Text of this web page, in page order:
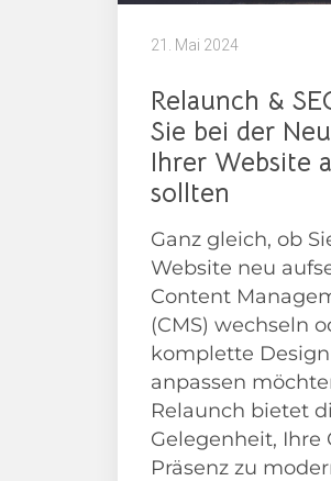
21. Mai 2024
Relaunch &
Sie bei der
Ihrer Website
sollten
Ganz gleich, ob
Website neu
Content
(CMS) wechseln
komplette
anpassen
Relaunch bietet
Gelegenheit, Ihre
Präsenz zu